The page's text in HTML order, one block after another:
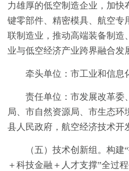
力雄厚的低空制造企业，加快
键零部件、精密模具、航空专
联制造业，推动高端装备制造
业与低空经济产业跨界融合发
牵头单位：市工业和信息
责任单位：市发展改革委
局、市自然资源局、市生态环
县人民政府，航空经济技术开
（五）技术创新组。构
＋科技金融＋人才支撑”全过